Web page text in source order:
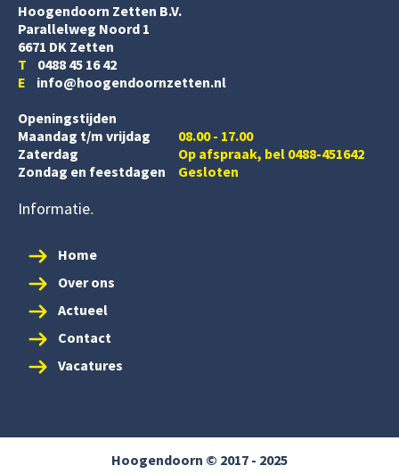
Hoogendoorn Zetten B.V.
Parallelweg Noord 1
6671 DK Zetten
T 0488 45 16 42
E info@hoogendoornzetten.nl
Openingstijden
Maandag t/m vrijdag
08.00 - 17.00
Zaterdag
Op afspraak, bel 0488-451642
Zondag en feestdagen
Gesloten
Informatie
Home
Over ons
Actueel
Contact
Vacatures
Hoogendoorn © 2017 - 2025